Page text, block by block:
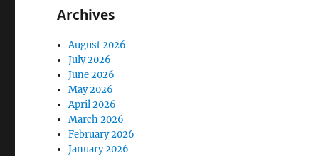
Archives
August 2026
July 2026
June 2026
May 2026
April 2026
March 2026
February 2026
January 2026